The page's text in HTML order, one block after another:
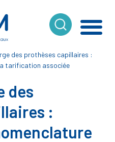
des prothèses capillaires :
tarification associée
des
: